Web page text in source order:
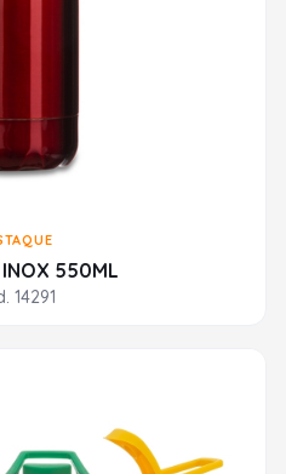
INOX 550ML
14291